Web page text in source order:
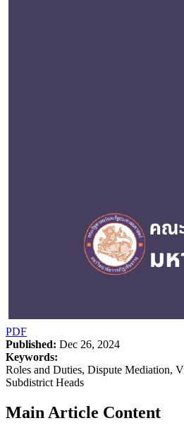
PDF
Published: Dec 26, 2024
Keywords:
Roles and Duties, Dispute Mediation,
Subdistrict Heads
Main Article Content